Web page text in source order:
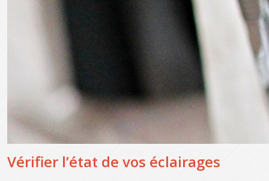
Vérifier l’état de vos éclairages